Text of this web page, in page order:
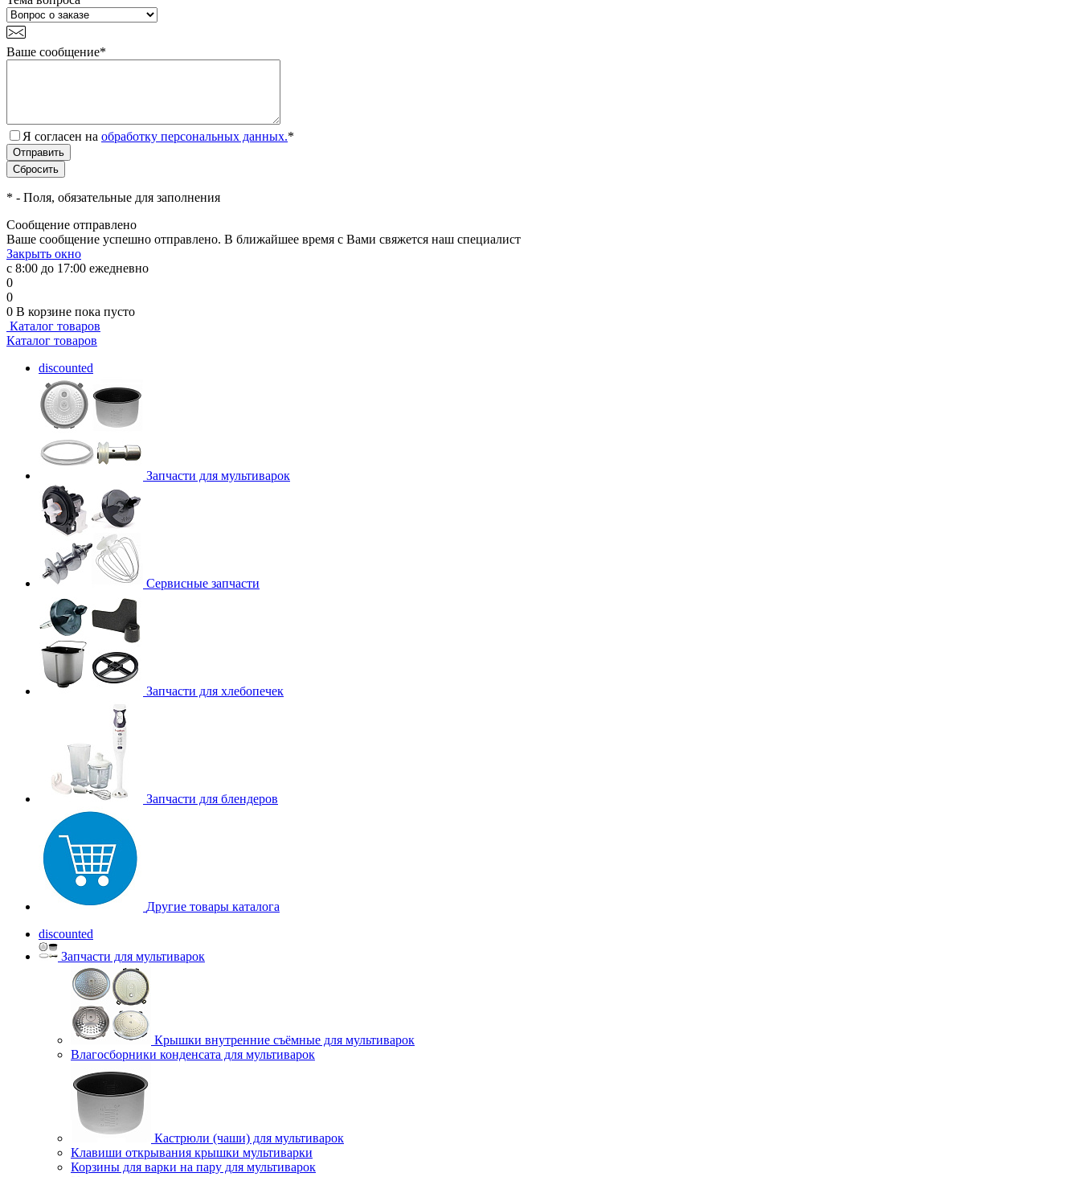
Ваше сообщение*
Я согласен на обработку персональных данных.*
* - Поля, обязательные для заполнения
Сообщение отправлено
Ваше сообщение успешно отправлено. В ближайшее время с Вами свяжется наш специалист
Закрыть окно
с 8:00 до 17:00 ежедневно
0
0
0 В корзине пока пусто
Каталог товаров
Каталог товаров
discounted
Запчасти для мультиварок
Сервисные запчасти
Запчасти для хлебопечек
Запчасти для блендеров
Другие товары каталога
discounted
Запчасти для мультиварок
Крышки внутренние съёмные для мультиварок
Влагосборники конденсата для мультиварок
Кастрюли (чаши) для мультиварок
Клавиши открывания крышки мультиварки
Корзины для варки на пару для мультиварок